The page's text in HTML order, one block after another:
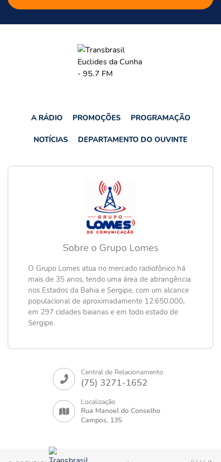
A RÁDIO PROMOÇÕES PROGRAMAÇÃO
NOTÍCIAS DEPARTAMENTO DO OUVINTE
Sobre o Grupo Lomes
O Grupo Lomes atua no mercado radiofônico há
mais de 35 anos, tendo uma área de abrangência
nos Estados da Bahia e Sergipe, com um alcance
populacional de aproximadamente 12.650.000,
em 297 cidades baianas e em todo estado de
Sergipe.
Central de Relacionamento
(75) 3271-1652
Localização
Rua Manoel do Conselho
Campos, 135